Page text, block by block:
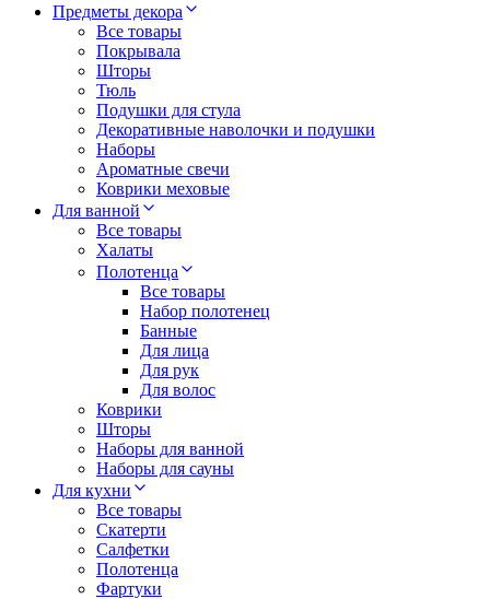
Предметы декора
Все товары
Покрывала
Шторы
Тюль
Подушки для стула
Декоративные наволочки и подушки
Наборы
Ароматные свечи
Коврики меховые
Для ванной
Все товары
Халаты
Полотенца
Все товары
Набор полотенец
Банные
Для лица
Для рук
Для волос
Коврики
Шторы
Наборы для ванной
Наборы для сауны
Для кухни
Все товары
Скатерти
Салфетки
Полотенца
Фартуки